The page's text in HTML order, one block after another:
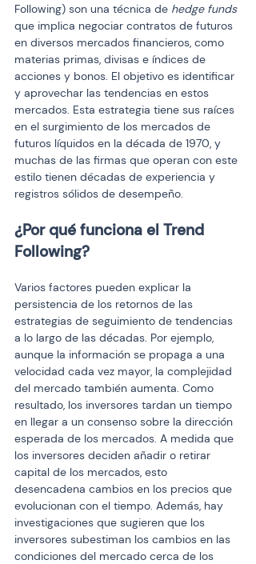
Following) son una técnica de hedge funds
que implica negociar contratos de futuros
en diversos mercados financieros, como
materias primas, divisas e índices de
acciones y bonos. El objetivo es identificar
y aprovechar las tendencias en estos
mercados. Esta estrategia tiene sus raíces
en el surgimiento de los mercados de
futuros líquidos en la década de 1970, y
muchas de las firmas que operan con este
estilo tienen décadas de experiencia y
registros sólidos de desempeño.
¿Por qué funciona el Trend
Following?
Varios factores pueden explicar la
persistencia de los retornos de las
estrategias de seguimiento de tendencias
a lo largo de las décadas. Por ejemplo,
aunque la información se propaga a una
velocidad cada vez mayor, la complejidad
del mercado también aumenta. Como
resultado, los inversores tardan un tiempo
en llegar a un consenso sobre la dirección
esperada de los mercados. A medida que
los inversores deciden añadir o retirar
capital de los mercados, esto
desencadena cambios en los precios que
evolucionan con el tiempo. Además, hay
investigaciones que sugieren que los
inversores subestiman los cambios en las
condiciones del mercado cerca de los